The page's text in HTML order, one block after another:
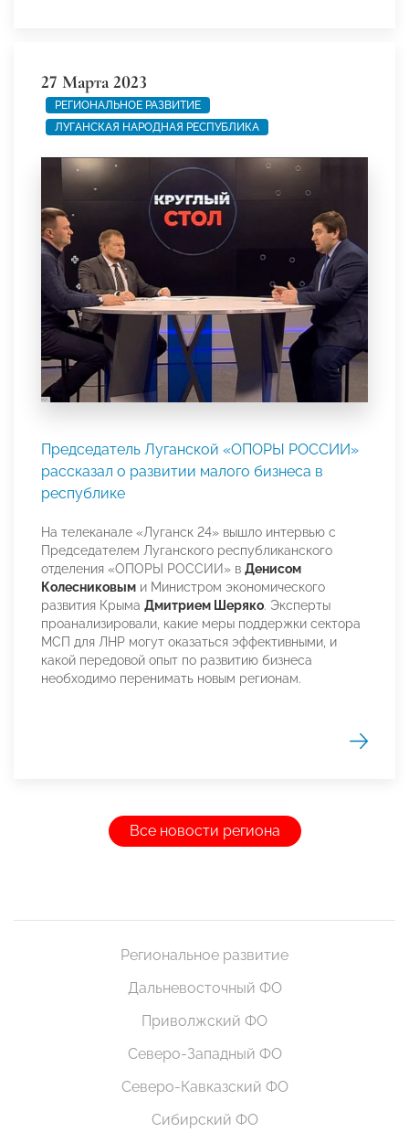
27 Марта 2023
РЕГИОНАЛЬНОЕ РАЗВИТИЕ
ЛУГАНСКАЯ НАРОДНАЯ РЕСПУБЛИКА
Председатель Луганской «ОПОРЫ РОССИИ»
рассказал о развитии малого бизнеса в
республике
На телеканале «Луганск 24» вышло интервью с
Председателем Луганского республиканского
отделения «ОПОРЫ РОССИИ» в Денисом
Колесниковым и Министром экономического
развития Крыма Дмитрием Шеряко. Эксперты
проанализировали, какие меры поддержки сектора
МСП для ЛНР могут оказаться эффективными, и
какой передовой опыт по развитию бизнеса
необходимо перенимать новым регионам.
Все новости региона
Региональное развитие
Дальневосточный ФО
Приволжский ФО
Северо-Западный ФО
Северо-Кавказский ФО
Сибирский ФО